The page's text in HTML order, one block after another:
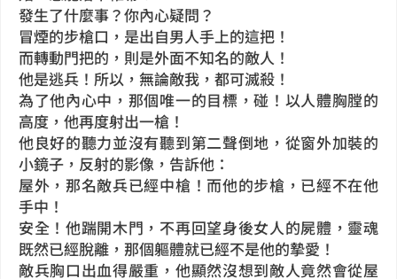
發生了什麼事？你內心疑問？
冒煙的步槍口，是出自男人手上的這把！
而轉動門把的，則是外面不知名的敵人！
他是逃兵！所以，無論敵我，都可滅殺！
為了他內心中，那個唯一的目標，碰！以人體胸膛的
高度，他再度射出一槍！
他良好的聽力並沒有聽到第二聲倒地，從窗外加裝的
小鏡子，反射的影像，告訴他：
屋外，那名敵兵已經中槍！而他的步槍，已經不在他
手中！
安全！他踹開木門，不再回望身後女人的屍體，靈魂
既然已經脫離，那個軀體就已經不是他的摯愛！
敵兵胸口出血得嚴重，他顯然沒想到敵人竟然會從屋